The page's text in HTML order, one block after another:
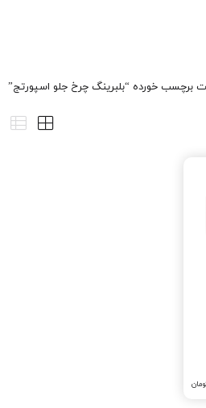
برچسب خورده “بلبرينگ چرخ جلو اسپورتج”